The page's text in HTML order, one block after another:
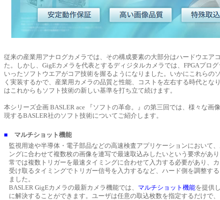
従来の産業用アナログカメラでは、その構成要素の大部分はハードウエア
た。しかし、GigEカメラを代表とするディジタルカメラでは、FPGAプロ
いったソフトウエアがコア技術を握るようになりました。いかにこれらの
く実装するかで、産業用カメラの品質と性能、コストを左右する時代とな
はこれからもソフト技術の新しい基準を打ち立て続けます。
本シリーズ企画 BASLER ace 『ソフトの革命。』の第三回では、様々な画
現するBASLER社のソフト技術についてご紹介します。
■
マルチショット機能
監視用途や半導体・電子部品などの高速検査アプリケーションにおいて
ングに合わせて複数枚の画像を連写で最速取込みしたいという要求があ
常では複数トリガーを最速タイミングに合わせて入力する必要があり、
受け取るタイミングでトリガー信号を入力するなど、ハード側を調整す
ました。
BASLER GigEカメラの最新カメラ機能では、 マルチショット機能を提供
に解決することができます。ユーザは任意の取込枚数を指定するだけで